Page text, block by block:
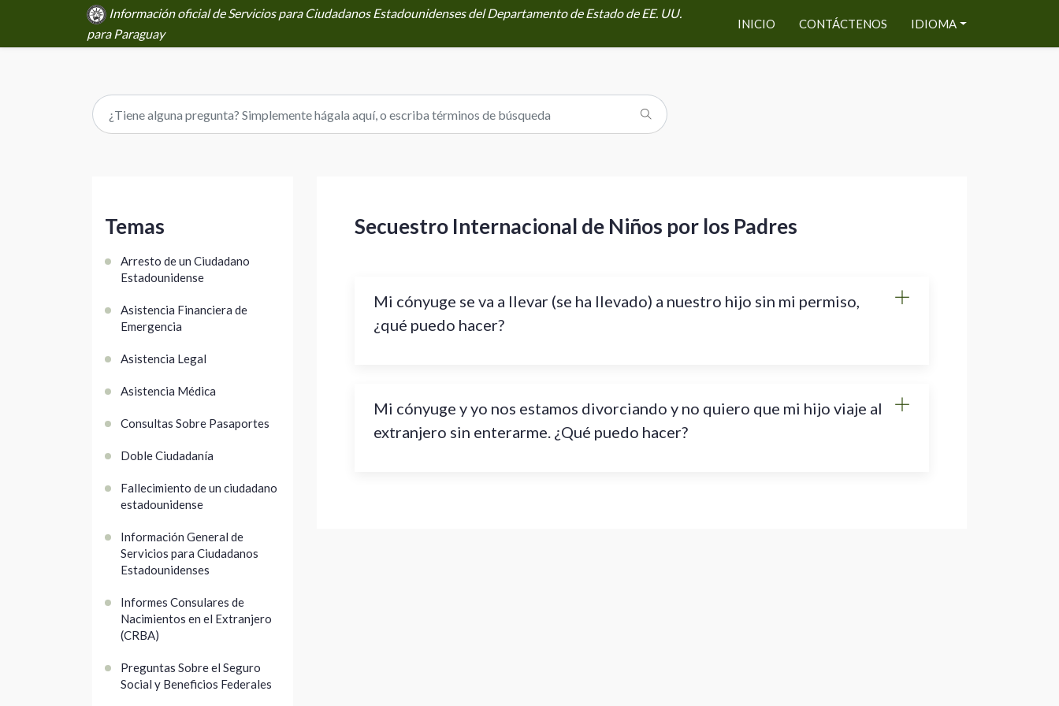
Información oficial de Servicios para Ciudadanos Estadounidenses del Departamento de Estado de EE. UU.
para Paraguay
INICIO CONTÁCTENOS IDIOMA
Temas
Arresto de un Ciudadano
Estadounidense
Asistencia Financiera de
Emergencia
Asistencia Legal
Asistencia Médica
Consultas Sobre Pasaportes
Doble Ciudadanía
Fallecimiento de un ciudadano
estadounidense
Información General de
Servicios para Ciudadanos
Estadounidenses
Informes Consulares de
Nacimientos en el Extranjero
(CRBA)
Preguntas Sobre el Seguro
Social y Beneficios Federales
Secuestro Internacional de Niños por los Padres
Mi cónyuge se va a llevar (se ha llevado) a nuestro hijo sin mi permiso,
¿qué puedo hacer?
Mi cónyuge y yo nos estamos divorciando y no quiero que mi hijo viaje al
extranjero sin enterarme. ¿Qué puedo hacer?